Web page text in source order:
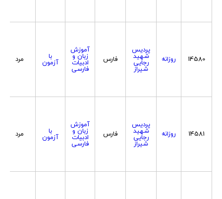
14580 روزانه
پردیس
شهید
رجایی
شیراز
فارس
آموزش
زبان و
ادبیات
فارسی
با
آزمون مرد
14581 روزانه
پردیس
شهید
رجایی
شیراز
فارس
آموزش
زبان و
ادبیات
فارسی
با
آزمون مرد